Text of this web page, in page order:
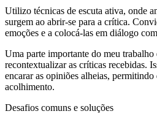
Utilizo técnicas de escuta ativa, onde
surgem ao abrir-se para a crítica.
emoções e a colocá-las em diálogo
Uma parte importante do meu trabalho
recontextualizar as críticas recebidas.
encarar as opiniões alheias,
acolhimento.
Desafios comuns e soluções